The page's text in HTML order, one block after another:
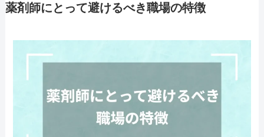
薬剤師にとって避けるべき職場の特徴